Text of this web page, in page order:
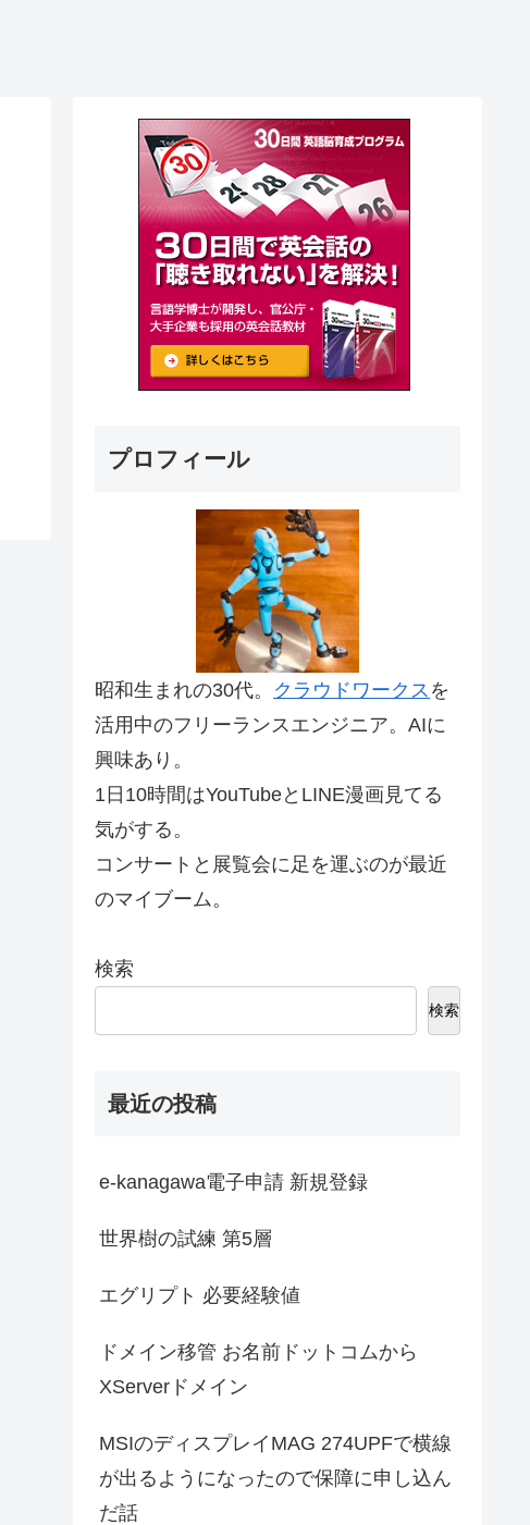
プロフィール
昭和生まれの30代。 クラウドワークス を
活用中のフリーランスエンジニア。AIに
興味あり。
1日10時間はYouTubeとLINE漫画見てる
気がする。
コンサートと展覧会に足を運ぶのが最近
のマイブーム。
検索
検索
最近の投稿
e-kanagawa電子申請 新規登録
世界樹の試練 第5層
エグリプト 必要経験値
ドメイン移管 お名前ドットコムから
XServerドメイン
MSIのディスプレイMAG 274UPFで横線
が出るようになったので保障に申し込ん
だ話